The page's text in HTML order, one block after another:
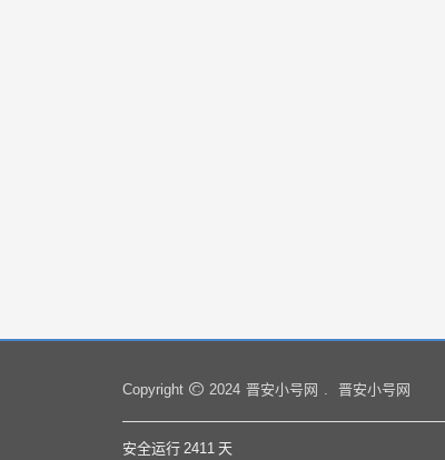
Copyright 2024 晋安小号网 晋安小号网
安全运行 2411 天